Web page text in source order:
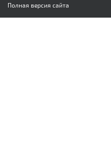
Полная версия сайта